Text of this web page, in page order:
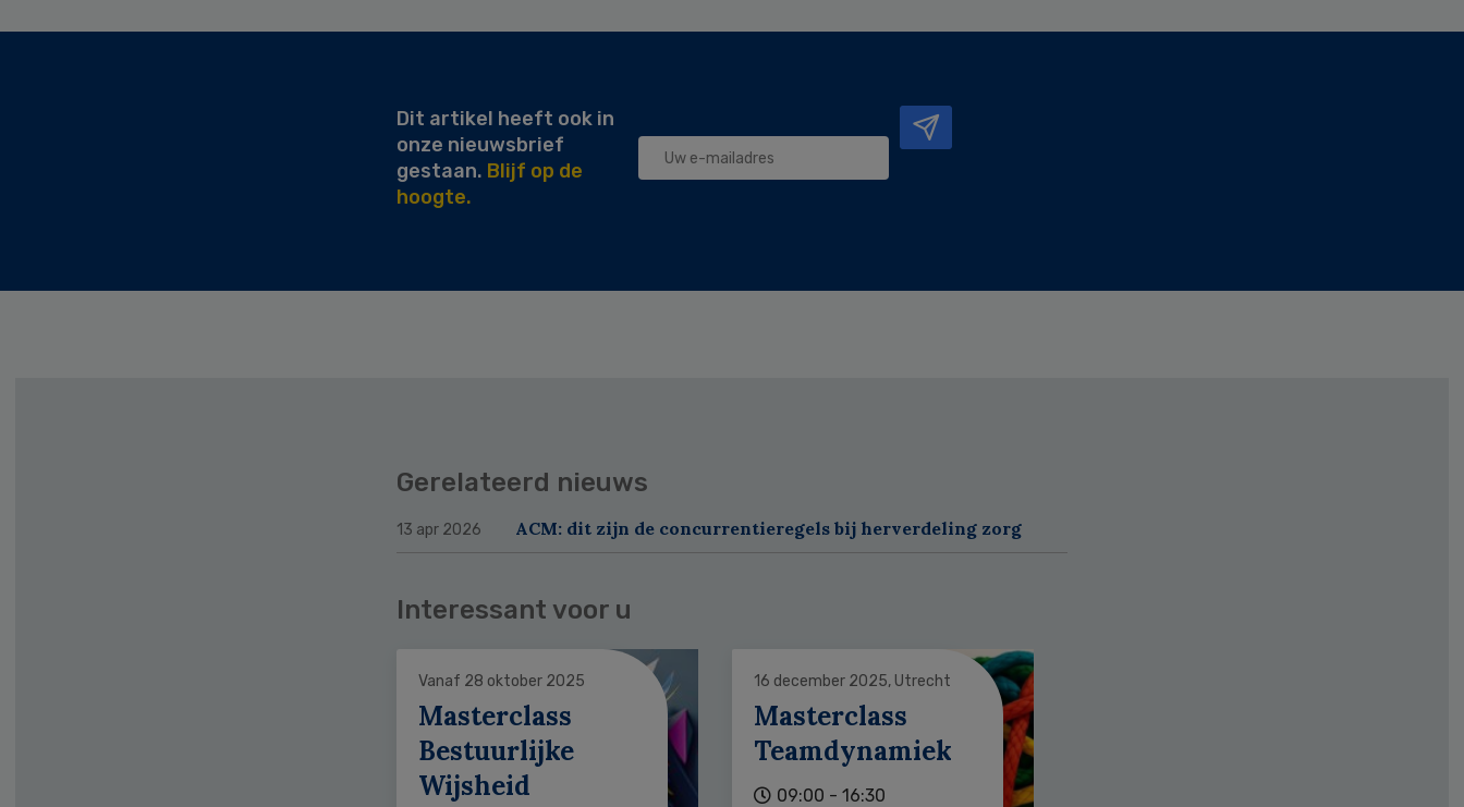
Dit artikel heeft ook in
onze nieuwsbrief
gestaan. Blijf op de
hoogte.
Gerelateerd nieuws
13 apr 2026 ACM: dit zijn de concurrentieregels bij herverdeling zorg
Interessant voor u
Vanaf 28 oktober 2025
Masterclass
Bestuurlijke
Wijsheid
16 december 2025, Utrecht
Masterclass
Teamdynamiek
09:00 - 16:30